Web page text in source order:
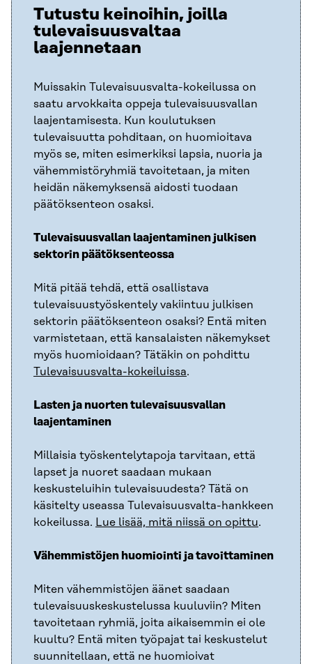
Tutustu keinoihin, joilla
tulevaisuusvaltaa
laajennetaan
Muissakin Tulevaisuusvalta-kokeilussa on
saatu arvokkaita oppeja tulevaisuusvallan
laajentamisesta. Kun koulutuksen
tulevaisuutta pohditaan, on huomioitava
myös se, miten esimerkiksi lapsia, nuoria ja
vähemmistöryhmiä tavoitetaan, ja miten
heidän näkemyksensä aidosti tuodaan
päätöksenteon osaksi.
Tulevaisuusvallan laajentaminen julkisen
sektorin päätöksenteossa
Mitä pitää tehdä, että osallistava
tulevaisuustyöskentely vakiintuu julkisen
sektorin päätöksenteon osaksi? Entä miten
varmistetaan, että kansalaisten näkemykset
myös huomioidaan? Tätäkin on pohdittu
Tulevaisuusvalta-kokeiluissa.
Lasten ja nuorten tulevaisuusvallan
laajentaminen
Millaisia työskentelytapoja tarvitaan, että
lapset ja nuoret saadaan mukaan
keskusteluihin tulevaisuudesta? Tätä on
käsitelty useassa Tulevaisuusvalta-hankkeen
kokeilussa. Lue lisää, mitä niissä on opittu.
Vähemmistöjen huomiointi ja tavoittaminen
Miten vähemmistöjen äänet saadaan
tulevaisuuskeskustelussa kuuluviin? Miten
tavoitetaan ryhmiä, joita aikaisemmin ei ole
kuultu? Entä miten työpajat tai keskustelut
suunnitellaan, että ne huomioivat